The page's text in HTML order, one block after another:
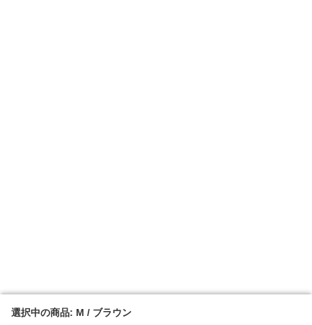
選択中の商品: M / ブラウン
選択中の商品: M / ブラウン